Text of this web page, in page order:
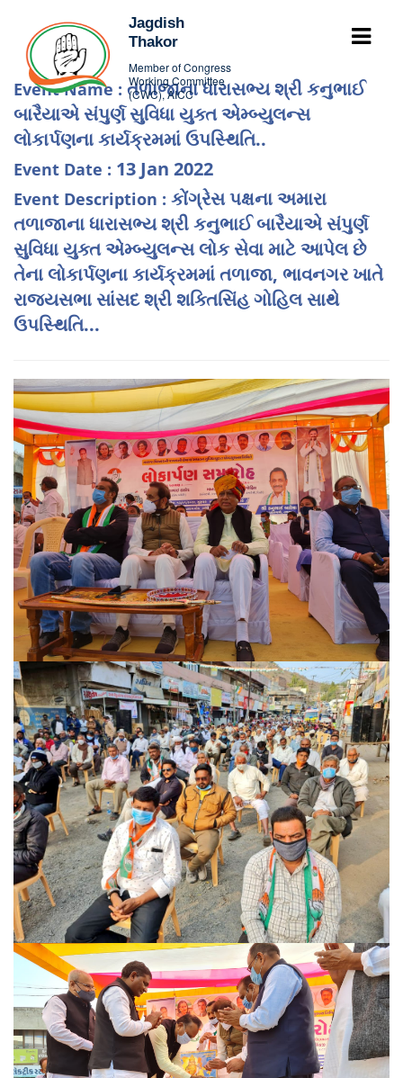
Jagdish
Thakor
Member of Congress
Working Committee
(CWC), AICC
Event Name : તળાજાના ધારાસભ્ય શ્રી કનુભાઈ
બારૈયાએ સંપુર્ણ સુવિધા યુક્ત એમ્બ્યુલન્સ
લોકાર્પણના કાર્યક્રમમાં ઉપસ્થિતિ..
Event Date : 13 Jan 2022
Event Description : કોંગ્રેસ પક્ષના અમારા
તળાજાના ધારાસભ્ય શ્રી કનુભાઈ બારૈયાએ સંપુર્ણ
સુવિધા યુક્ત એમ્બ્યુલન્સ લોક સેવા માટે આપેલ છે
તેના લોકાર્પણના કાર્યક્રમમાં તળાજા, ભાવનગર ખાતે
રાજ્યસભા સાંસદ શ્રી શક્તિસિંહ ગોહિલ સાથે
ઉપસ્થિતિ...